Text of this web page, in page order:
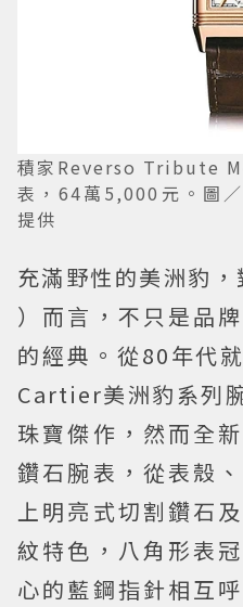
積家Reverso Tribute
表，64萬5,000元。圖
提供
充滿野性的美洲豹
）而言，不只是品
的經典。從80年代
Cartier美洲豹系列
珠寶傑作，然而全
鑽石腕表，從表殼
上明亮式切割鑽石
紋特色，八角形表
心的藍鋼指針相互